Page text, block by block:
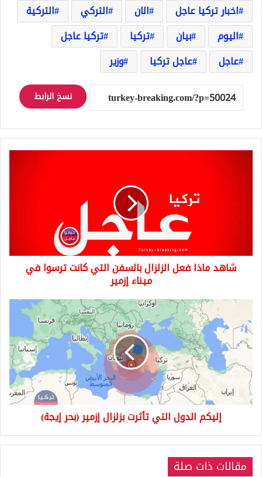
اخبار تركيا عاجل
الان التركي
التركية
اليوم
بيان تركيا
تركيا عاجل
عاجل
عاجل تركيا وزير
نسخ الرابط
في
شاهد ماذا فعل الزلزال بالسفن التي كانت ترسوا في
ميناء إزمير
إليكم
الدول
التي
تأثرت
بزلزال
إزمير
(بحر
إيجة)
إليكم الدول التي تأثرت بزلزال إزمير (بحر إيجة)
مقالات ذات صلة